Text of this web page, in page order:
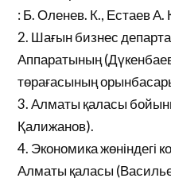
: Б. Оленев. К., Естаев А.
2. Шағын бизнес
Аппаратының
төрағасының
3. Алматы қаласы
Қалижанов).
4. Экономика жөніндегі
Алматы қаласы